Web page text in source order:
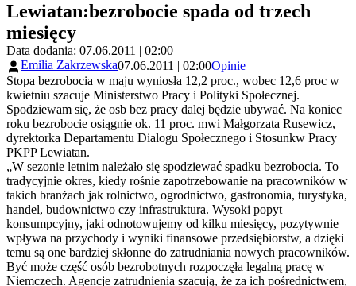
Lewiatan:bezrobocie spada od trzech
miesięcy
Data dodania: 07.06.2011 | 02:00
Emilia Zakrzewska07.06.2011 | 02:00Opinie
Stopa bezrobocia w maju wyniosła 12,2 proc., wobec 12,6 proc w
kwietniu szacuje Ministerstwo Pracy i Polityki Społecznej.
Spodziewam się, że osb bez pracy dalej będzie ubywać. Na koniec
roku bezrobocie osiągnie ok. 11 proc. mwi Małgorzata Rusewicz,
dyrektorka Departamentu Dialogu Społecznego i Stosunkw Pracy
PKPP Lewiatan.
„W sezonie letnim należało się spodziewać spadku bezrobocia. To
tradycyjnie okres, kiedy rośnie zapotrzebowanie na pracowników w
takich branżach jak rolnictwo, ogrodnictwo, gastronomia, turystyka,
handel, budownictwo czy infrastruktura. Wysoki popyt
konsumpcyjny, jaki odnotowujemy od kilku miesięcy, pozytywnie
wpływa na przychody i wyniki finansowe przedsiębiorstw, a dzięki
temu są one bardziej skłonne do zatrudniania nowych pracowników.
Być może część osób bezrobotnych rozpoczęła legalną pracę w
Niemczech. Agencje zatrudnienia szacują, że za ich pośrednictwem,